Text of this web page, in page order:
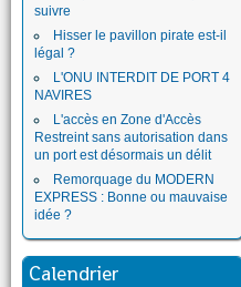
suivre
Hisser le pavillon pirate est-il
légal ?
L'ONU INTERDIT DE PORT 4
NAVIRES
L'accès en Zone d'Accès
Restreint sans autorisation dans
un port est désormais un délit
Remorquage du MODERN
EXPRESS : Bonne ou mauvaise
idée ?
Calendrier